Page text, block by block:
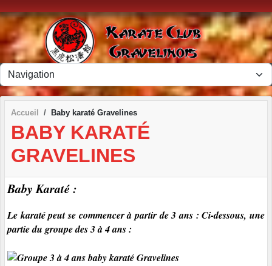
Accueil Baby karaté Gravelines
BABY KARATÉ
GRAVELINES
Baby Karaté :
Le karaté peut se commencer à partir de 3 ans : Ci-dessous, une
partie du groupe des 3 à 4 ans :